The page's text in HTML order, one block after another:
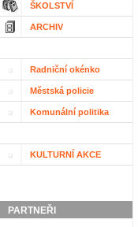
ŠKOLSTVÍ
ARCHIV
Radniční okénko
Městská policie
Komunální politika
KULTURNÍ AKCE
PARTNEŘI